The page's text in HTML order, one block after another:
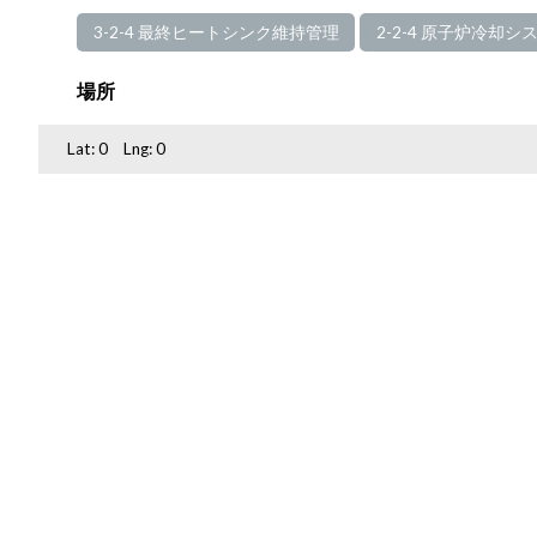
3-2-4 最終ヒートシンク維持管理 2-2-4 原子炉冷却シ
場所
Lat:0 Lng:0